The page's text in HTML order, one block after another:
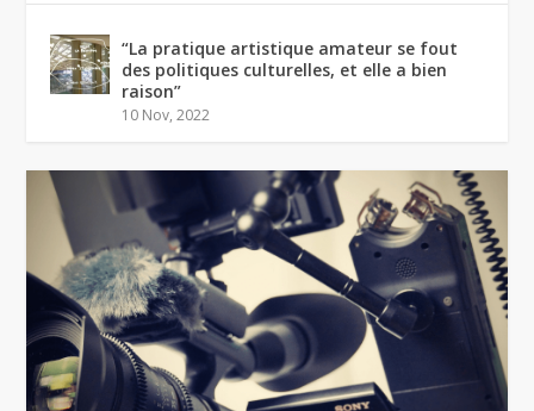
“La pratique artistique amateur se fout
des politiques culturelles, et elle a bien
raison”
10 Nov, 2022